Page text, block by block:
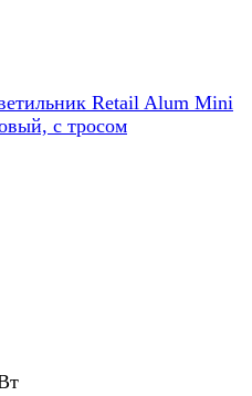
Retail Alum Mini
с тросом